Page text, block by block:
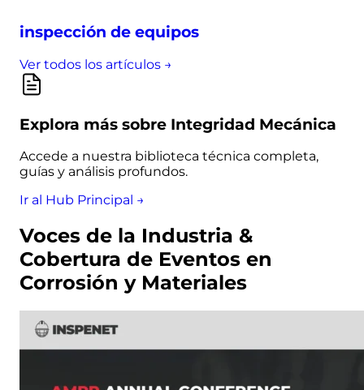
inspección de equipos
Ver todos los artículos →
Explora más sobre Integridad Mecánica
Accede a nuestra biblioteca técnica completa,
guías y análisis profundos.
Ir al Hub Principal →
Voces de la Industria &
Cobertura de Eventos en
Corrosión y Materiales